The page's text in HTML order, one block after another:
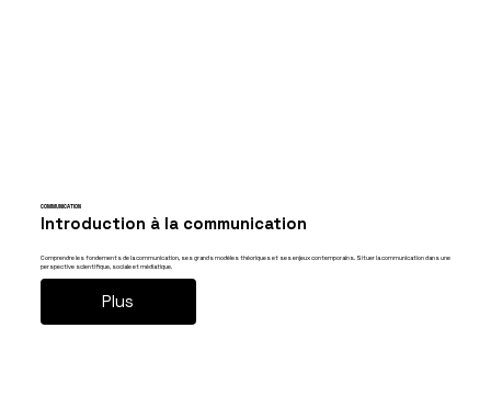
COMMUNICATION
Introduction à la communication
Comprendre les fondements de la communication, ses grands modèles théoriques et ses enjeux contemporains. Situer la communication dans une
perspective scientifique, sociale et médiatique.
Plus